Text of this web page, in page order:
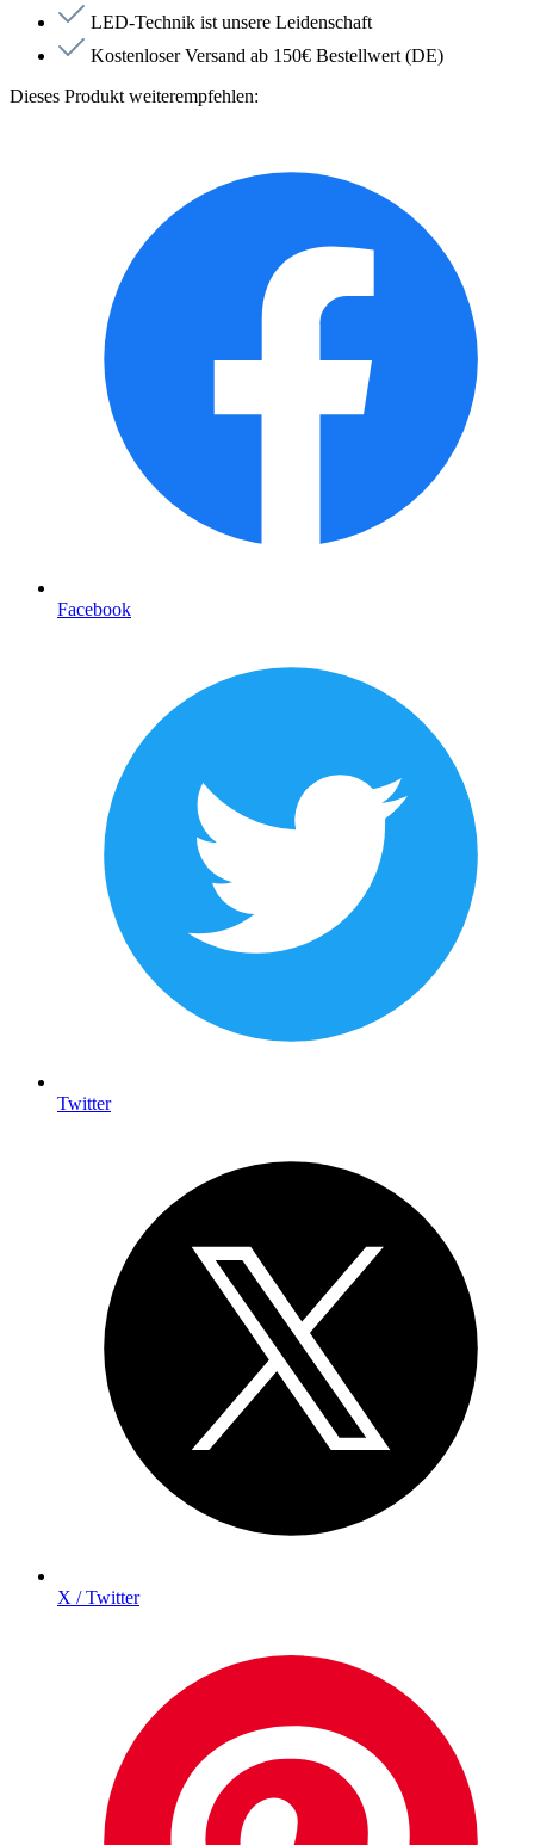
LED-Technik ist unsere Leidenschaft
Kostenloser Versand ab 150€ Bestellwert (DE)
Dieses Produkt weiterempfehlen:
Facebook
Twitter
X / Twitter